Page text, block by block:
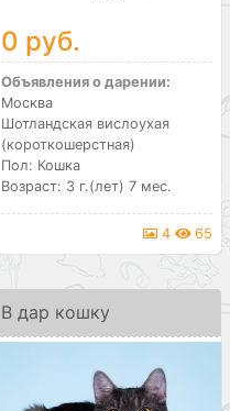
0 руб.
Объявления о дарении:
Москва
Шотландская вислоухая
(короткошерстная)
Пол: Кошка
Возраст: 3 г.(лет) 7 мес.
4 65
В дар кошку